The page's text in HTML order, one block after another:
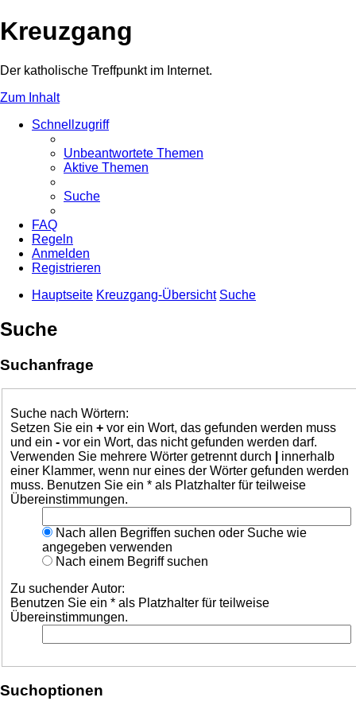
Kreuzgang
Der katholische Treffpunkt im Internet.
Zum Inhalt
Schnellzugriff
Unbeantwortete Themen
Aktive Themen
Suche
FAQ
Regeln
Anmelden
Registrieren
Hauptseite Kreuzgang-Übersicht Suche
Suche
Suchanfrage
Suche nach Wörtern:
Setzen Sie ein + vor ein Wort, das gefunden werden muss
und ein - vor ein Wort, das nicht gefunden werden darf.
Verwenden Sie mehrere Wörter getrennt durch
innerhalb
einer Klammer, wenn nur eines der Wörter gefunden werden
muss. Benutzen Sie ein * als Platzhalter für teilweise
Übereinstimmungen.
Nach allen Begriffen suchen oder Suche wie
angegeben verwenden
Nach einem Begriff suchen
Zu suchender Autor:
Benutzen Sie ein * als Platzhalter für teilweise
Übereinstimmungen.
Suchoptionen